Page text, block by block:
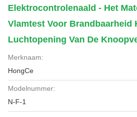
Elektrocontrolenaald - Het
Vlamtest Voor Brandbaarheid
Luchtopening Van De
Merknaam:
HongCe
Modelnummer:
N-F-1